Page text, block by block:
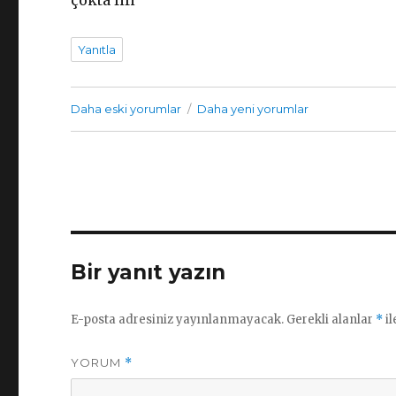
Yanıtla
Yorum
Daha eski yorumlar Daha yeni yorumlar
Bir yanıt yazın
E-posta adresiniz yayınlanmayacak. Gerekli alanlar *
YORUM *